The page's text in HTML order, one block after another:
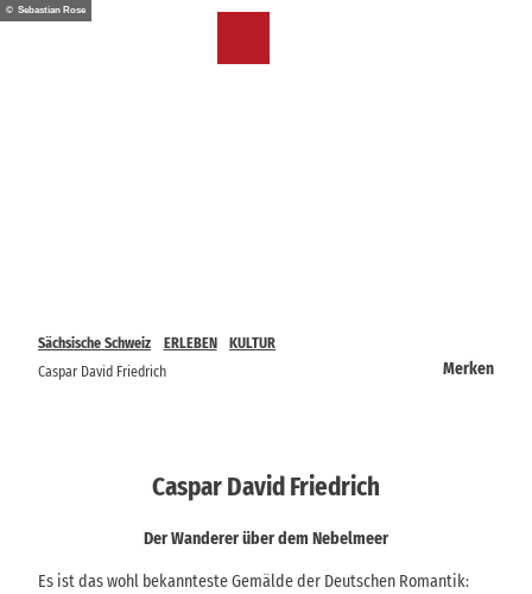
Z© Sebastian Rose
Sächsische Schweiz ERLEBEN
KULTUR
Caspar David Friedrich
Merken
Caspar David Friedrich
Der Wanderer über dem Nebelmeer
Es ist das wohl bekannteste Gemälde der Deutschen Romantik: